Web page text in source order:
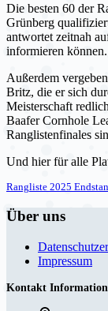
Die besten 60 der
Grünberg
antwortet zeitnah
informieren können.
Außerdem
Britz, die er sich
Meisterschaft
Baafer Cornhole
Ranglistenfinales
Und hier für alle
Rangliste 2025
Über uns
Impressum
Kontakt Information